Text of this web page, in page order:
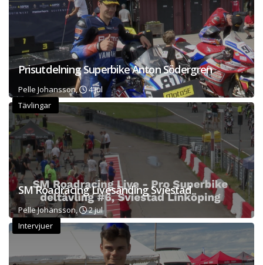
Prisutdelning Superbike Anton Södergren
Pelle Johansson,
4 jul
Tävlingar
SM Roadracing Livesänding Sviestad
Pelle Johansson,
2 jul
Intervjuer